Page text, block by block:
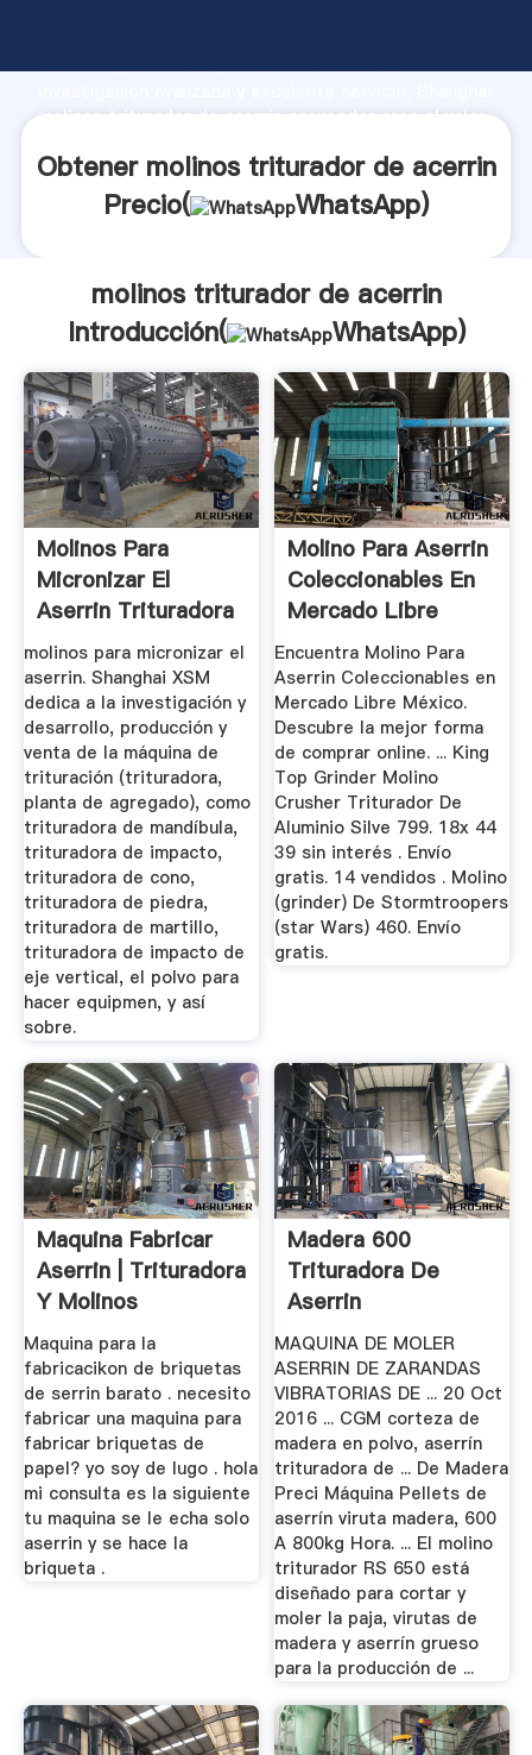
fuerte capacidad de producción, fuerza de
molinos triturador de acerrin proveedor crea el valor
Obtener molinos triturador de acerrin
Precio(
WhatsApp)
molinos triturador de acerrin
Introducción(
WhatsApp)
Molinos Para
Micronizar El
Aserrin Trituradora
De Cono
molinos para micronizar el
aserrin. Shanghai XSM
dedica a la investigación y
desarrollo, producción y
venta de la máquina de
trituración (trituradora,
planta de agregado), como
trituradora de mandíbula,
trituradora de impacto,
trituradora de cono,
trituradora de piedra,
trituradora de martillo,
trituradora de impacto de
eje vertical, el polvo para
hacer equipmen, y así
sobre.
Molino Para Aserrin
Coleccionables En
Mercado Libre
México
Encuentra Molino Para
Aserrin Coleccionables en
Mercado Libre México.
Descubre la mejor forma
de comprar online. ... King
Top Grinder Molino
Crusher Triturador De
Aluminio Silve 799. 18x 44
39 sin interés . Envío
gratis. 14 vendidos . Molino
(grinder) De Stormtroopers
(star Wars) 460. Envío
gratis.
Maquina Fabricar
Aserrin | Trituradora
Y Molinos
Maquina para la
fabricacikon de briquetas
de serrin barato . necesito
fabricar una maquina para
fabricar briquetas de
papel? yo soy de lugo . hola
mi consulta es la siguiente
tu maquina se le echa solo
aserrin y se hace la
briqueta .
Madera 600
Trituradora De
Aserrin
MAQUINA DE MOLER
ASERRIN DE ZARANDAS
VIBRATORIAS DE ... 20 Oct
2016 ... CGM corteza de
madera en polvo, aserrín
trituradora de ... De Madera
Preci Máquina Pellets de
aserrín viruta madera, 600
A 800kg Hora. ... El molino
triturador RS 650 está
diseñado para cortar y
moler la paja, virutas de
madera y aserrín grueso
para la producción de ...